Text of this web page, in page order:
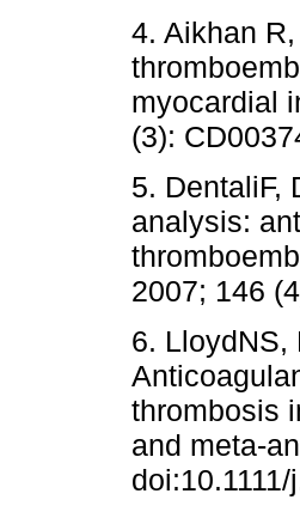
4. Aikhan
myocardial
(3):
5. DentaliF,
analysis:
2007; 146
6. LloydNS,
thrombosis
and meta-